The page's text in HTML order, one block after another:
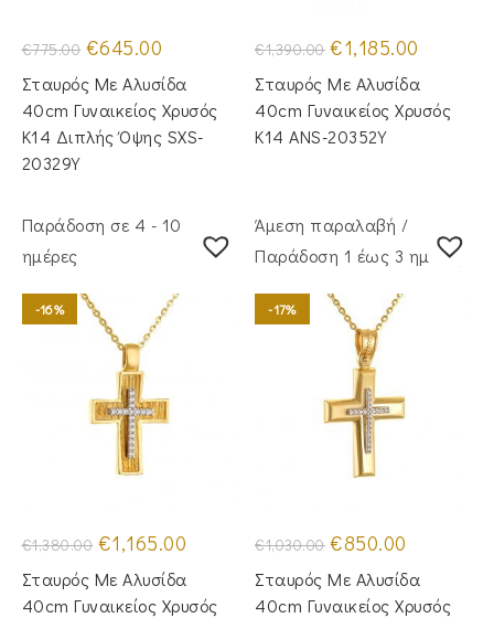
€775.00 Original
price
was:
€775.00.
€645.00
τιμή
είναι:
€645.00.
Σταυρός Με Αλυσίδα
40cm Γυναικείος Χρυσός
Κ14 Διπλής Όψης SXS-
20329Y
€1,390.00 Original
price
was:
€1,390.00.
€1,185.00
είναι:
€1,185.00.
Σταυρός Με Αλυσίδα
40cm Γυναικείος Χρυσός
Κ14 ANS-20352Y
Παράδοση σε 4 - 10
ημέρες
-16%
€1,380.00 Original
price
was:
€1,380.00.
€1,165.00
είναι:
€1,165.00.
Σταυρός Mε Aλυσίδα
40cm Γυναικείος Χρυσός
Άμεση παραλαβή /
Παράδoση 1 έως 3 ημέρες
-17%
€1,030.00 Original
price
was:
€1,030.00.
€850.00
τιμή
είναι:
€850.00.
Σταυρός Με Αλυσίδα
40cm Γυναικείος Χρυσός